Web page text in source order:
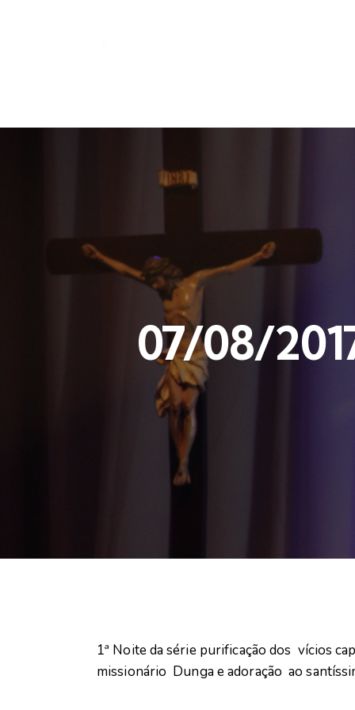
07/08/
1ª Noite da série purificação dos vícios
missionário Dunga e adoração ao